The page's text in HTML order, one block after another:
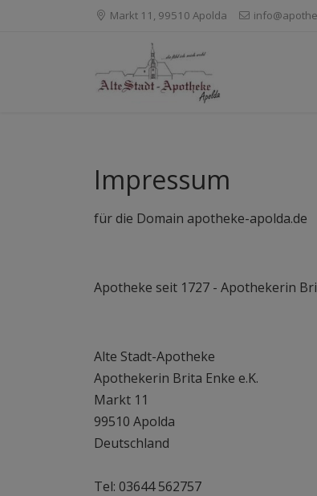
Markt 11, 99510 Apolda
Impressum
für die Domain apotheke-apolda.de
Apotheke seit 1727 - Apothekerin
Alte Stadt-Apotheke
Apothekerin Brita Enke e.K.
Markt 11
99510 Apolda
Deutschland
Tel: 03644 562757